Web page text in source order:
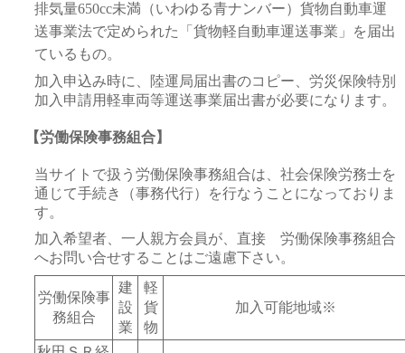
排気量650cc未満（いわゆる青ナンバー）貨物自動車運
送事業法で定められた「貨物軽自動車運送事業」を届出
ているもの。
加入申込み時に、陸運局届出書のコピー、労災保険特別
加入申請用軽車両等運送事業届出書が必要になります。
【労働保険事務組合】
当サイトで扱う労働保険事務組合は、社会保険労務士を
通じて手続き（事務代行）を行なうことになっておりま
す。
加入希望者、一人親方会員が、直接 労働保険事務組合
へお問い合せすることはご遠慮下さい。
労働保険事
務組合
建
設
業
軽
貨
物
加入可能地域※